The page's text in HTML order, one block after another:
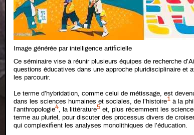
Image générée par intelligence artificielle
Ce séminaire vise à réunir plusieurs équipes de recherche
questions éducatives dans une approche pluridisciplinaire et
les parcourir.
Le terme d’hybridation, comme celui de métissage, est
dans les sciences humaines et sociales, de l’histoire1 à la
l’anthropologie4, la littérature5 et, plus récemment les
terme au pluriel, pour discuter des processus divers de
qui complexifient les analyses monolithiques de l’éducation.